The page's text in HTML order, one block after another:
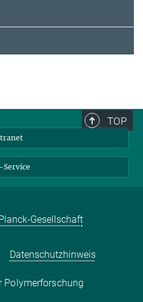
TOP
Service
Gesellschaft
Datenschutzhinweis
Polymerforschung